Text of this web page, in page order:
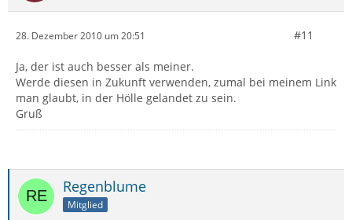
28. Dezember 2010 um 20:51 #11
Ja, der ist auch besser als meiner.
Werde diesen in Zukunft verwenden, zumal bei meinem Link
man glaubt, in der Hölle gelandet zu sein.
Gruß
Regenblume
Mitglied